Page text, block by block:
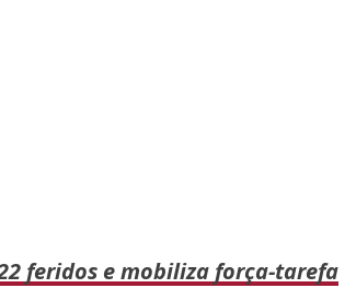
feridos e mobiliza força-tarefa